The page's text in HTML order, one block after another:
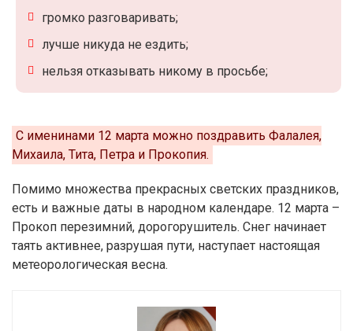
громко разговаривать;
лучше никуда не ездить;
нельзя отказывать никому в просьбе;
С именинами 12 марта можно поздравить Фалалея,
Михаила, Тита, Петра и Прокопия.
Помимо множества прекрасных светских праздников,
есть и важные даты в народном календаре. 12 марта –
Прокоп перезимний, дорогорушитель. Снег начинает
таять активнее, разрушая пути, наступает настоящая
метеорологическая весна.